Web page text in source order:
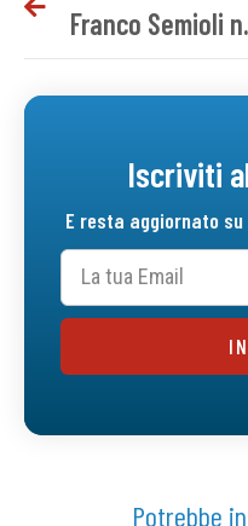
Franco
Iscriviti
E resta aggiornato
Potrebbe